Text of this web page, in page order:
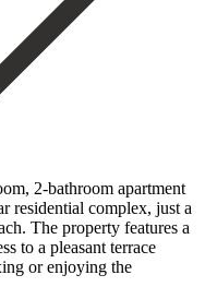
2-bathroom apartment
residential complex, just a
The property features a
to a pleasant terrace
or enjoying the